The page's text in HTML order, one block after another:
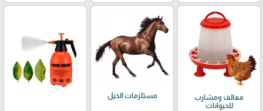
معالف ومشارب
للحيوانات
مستلزمات الخيل